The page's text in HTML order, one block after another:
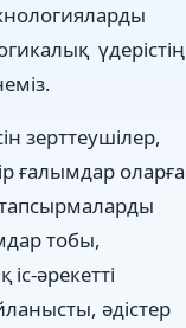
үдерістің
зерттеушілер,
ғалымдар оларға
тобы,
əрекетті
əдістер